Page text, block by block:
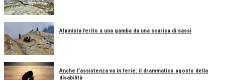
Alpinista ferito a una gamba da una scarica di sassi
Anche l'assistenza va in ferie: il drammatico agosto della
disabilità